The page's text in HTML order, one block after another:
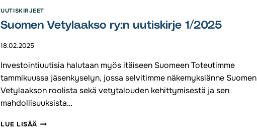
TÄHTÄÄVILLE
INVESTOINNEILLE
UUTISKIRJEET
Suomen Vetylaakso ry:n uutiskirje 1/2025
18.02.2025
Investointiuutisia halutaan myös itäiseen Suomeen Toteutimme
tammikuussa jäsenkyselyn, jossa selvitimme näkemyksiänne Suomen
Vetylaakson roolista sekä vetytalouden kehittymisestä ja sen
mahdollisuuksista…
LUE LISÄÄ SUOMEN